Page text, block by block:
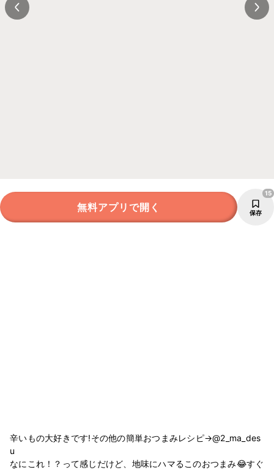
無料アプリで開く 保存
15
辛いもの大好きです!その他の簡単おつまみレシピ→@2_ma_des
u
なにこれ！？って感じだけど、地味にハマるこのおつまみ😂すぐ